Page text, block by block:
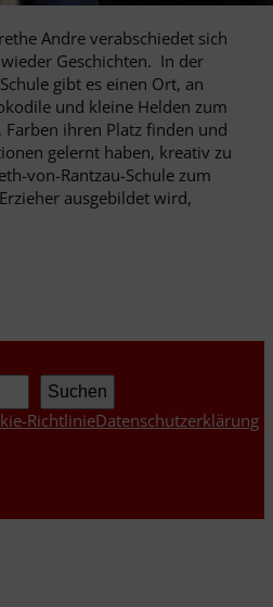
Andre verabschiedet sich
Geschichten. In der
gibt es einen Ort, an
und kleine Helden zum
ihren Platz finden und
gelernt haben, kreativ zu
von-Rantzau-Schule zum
ausgebildet wird,
Suchen
RichtlinieDatenschutzerklärung